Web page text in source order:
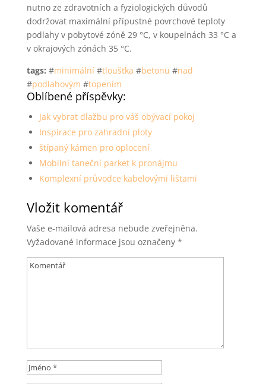
nutno ze zdravotních a fyziologických důvodů
dodržovat maximální přípustné povrchové teploty
podlahy v pobytové zóně 29 °C, v koupelnách 33 °C a
v okrajových zónách 35 °C.
tags: #minimální#tloušťka #betonu #nad
#podlahovým #topením
Oblíbené příspěvky:
Jak vybrat dlažbu pro váš obývací pokoj
Inspirace pro zahradní ploty
štípaný kámen pro oplocení
Mobilní taneční parket k pronájmu
Komplexní průvodce kabelovými lištami
Vložit komentář
Vaše e-mailová adresa nebude zveřejněna.
Vyžadované informace jsou označeny *